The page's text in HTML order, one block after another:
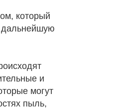
который
дальнейшую
и
могут
пыль,